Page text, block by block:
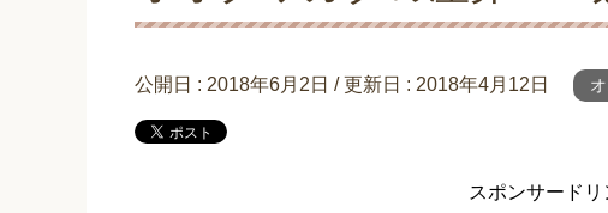
公開日 : 2018年6月2日 / 更新日 : 2018年4月12日
スポンサードリ